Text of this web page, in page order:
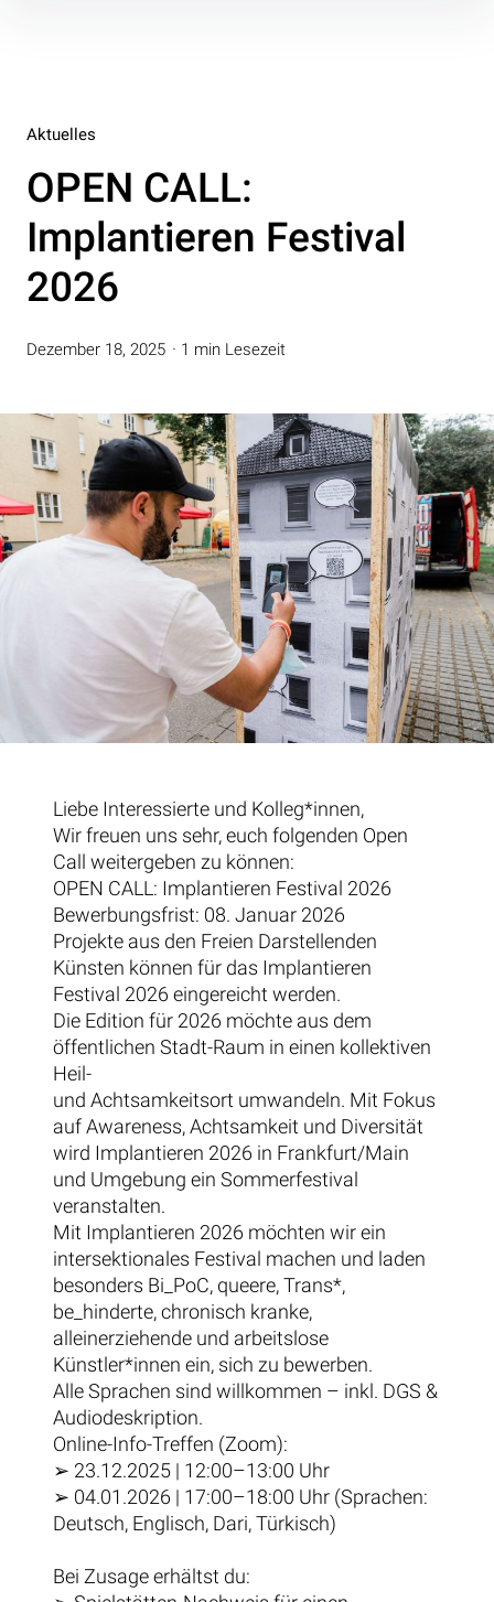
Aktuelles
OPEN CALL:
Implantieren Festival
2026
Dezember 18, 2025 1 min Lesezeit
Liebe Interessierte und Kolleg*innen,
Wir freuen uns sehr, euch folgenden Open
Call weitergeben zu können:
OPEN CALL: Implantieren Festival 2026
Bewerbungsfrist: 08. Januar 2026
Projekte aus den Freien Darstellenden
Künsten können für das Implantieren
Festival 2026 eingereicht werden.
Die Edition für 2026 möchte aus dem
öffentlichen Stadt-Raum in einen kollektiven
Heil-
und Achtsamkeitsort umwandeln. Mit Fokus
auf Awareness, Achtsamkeit und Diversität
wird Implantieren 2026 in Frankfurt/Main
und Umgebung ein Sommerfestival
veranstalten.
Mit Implantieren 2026 möchten wir ein
intersektionales Festival machen und laden
besonders Bi_PoC, queere, Trans*,
be_hinderte, chronisch kranke,
alleinerziehende und arbeitslose
Künstler*innen ein, sich zu bewerben.
Alle Sprachen sind willkommen – inkl. DGS &
Audiodeskription.
Online-Info-Treffen (Zoom):
➢ 23.12.2025 | 12:00–13:00 Uhr
➢ 04.01.2026 | 17:00–18:00 Uhr (Sprachen:
Deutsch, Englisch, Dari, Türkisch)
Bei Zusage erhältst du: